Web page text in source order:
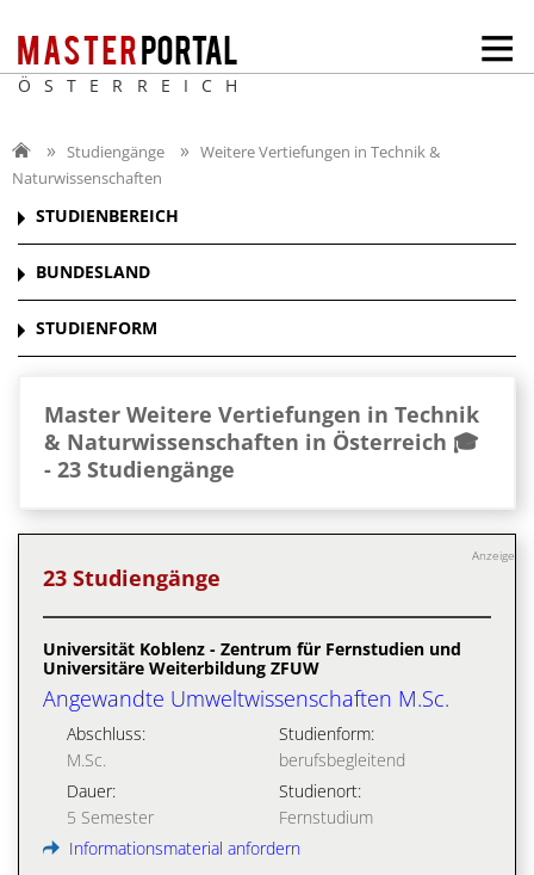
ÖSTERREICH
Studiengänge
Weitere Vertiefungen in Technik &
Naturwissenschaften
STUDIENBEREICH
BUNDESLAND
STUDIENFORM
Master Weitere Vertiefungen in Technik
& Naturwissenschaften in Österreich 🎓
- 23 Studiengänge
Anzeige
23 Studiengänge
Universität Koblenz - Zentrum für Fernstudien und
Universitäre Weiterbildung ZFUW
Angewandte Umweltwissenschaften M.Sc.
Abschluss:
M.Sc.
Studienform:
berufsbegleitend
Dauer:
5 Semester
Studienort:
Fernstudium
Informationsmaterial anfordern